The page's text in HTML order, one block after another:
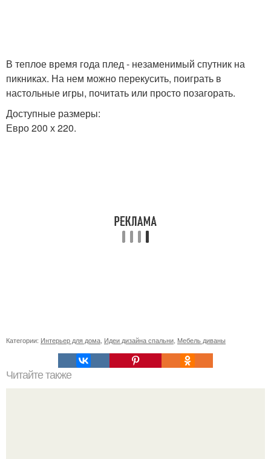
В теплое время года плед - незаменимый спутник на
пикниках. На нем можно перекусить, поиграть в
настольные игры, почитать или просто позагорать.
Доступные размеры:
Евро 200 х 220.
Категории: Интерьер для дома Идеи дизайна спальни Мебель диваны
Читайте также